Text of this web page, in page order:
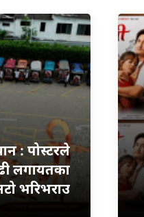
: पोस्टरले
लगायतका
भरिभराउ